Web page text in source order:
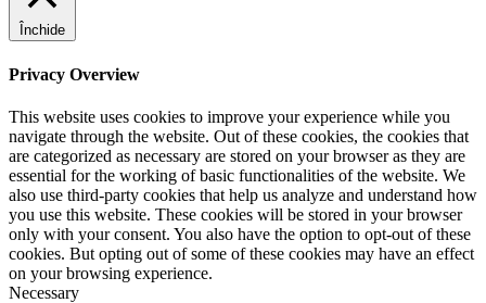
Închide
Privacy Overview
This website uses cookies to improve your experience while you
navigate through the website. Out of these cookies, the cookies that
are categorized as necessary are stored on your browser as they are
essential for the working of basic functionalities of the website. We
also use third-party cookies that help us analyze and understand how
you use this website. These cookies will be stored in your browser
only with your consent. You also have the option to opt-out of these
cookies. But opting out of some of these cookies may have an effect
on your browsing experience.
Necessary